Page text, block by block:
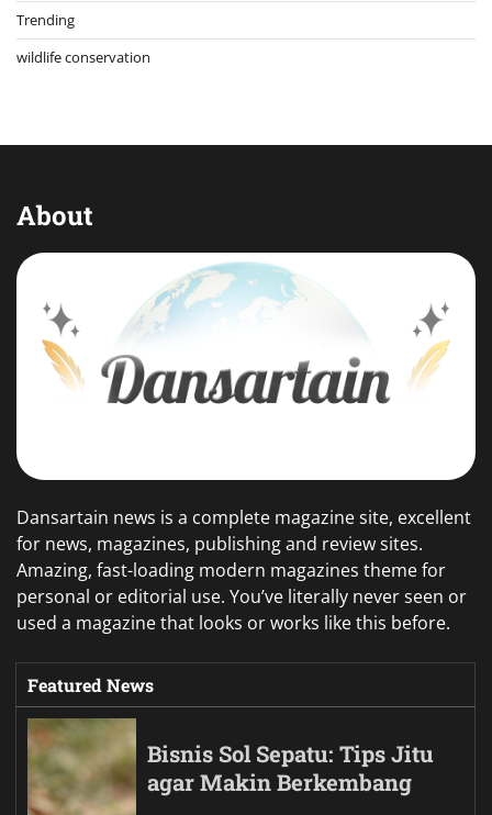
Trending
wildlife conservation
About
Dansartain news is a complete magazine site, excellent
for news, magazines, publishing and review sites.
Amazing, fast-loading modern magazines theme for
personal or editorial use. You’ve literally never seen or
used a magazine that looks or works like this before.
Featured News
Bisnis Sol Sepatu: Tips Jitu
agar Makin Berkembang